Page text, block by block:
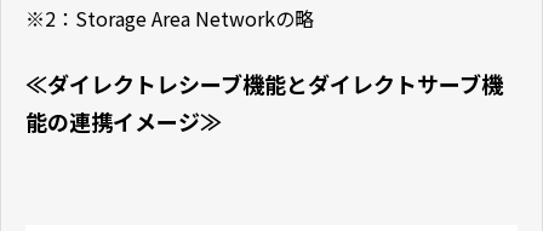
※2：Storage Area Networkの略
≪ダイレクトレシーブ機能とダイレクトサーブ機
能の連携イメージ≫